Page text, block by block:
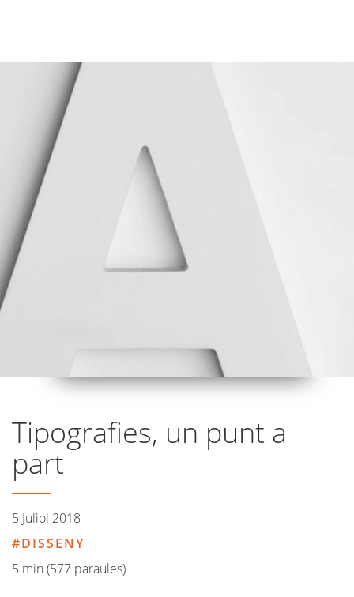
Tipografies, un punt a
part
5 Juliol 2018
DISSENY
5 min (577 paraules)